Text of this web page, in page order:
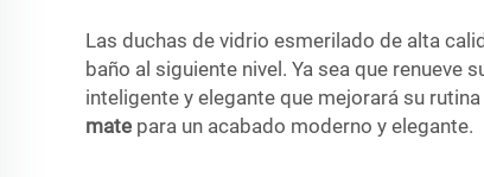
Las duchas de vidrio esmerilado de alta
baño al siguiente nivel. Ya sea que
inteligente y elegante que mejorará su
mate para un acabado moderno y elegante.